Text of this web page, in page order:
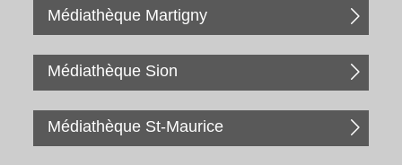
Médiathèque Martigny
Médiathèque Sion
Médiathèque St-Maurice